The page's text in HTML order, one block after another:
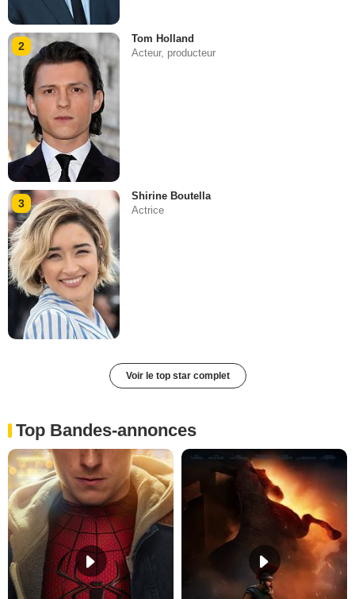
2
Tom Holland
Acteur, producteur
3
Shirine Boutella
Actrice
Voir le top star complet
Top Bandes-annonces